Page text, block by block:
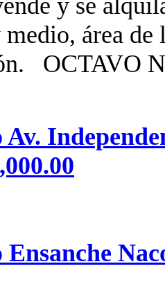
área
OCTAVO